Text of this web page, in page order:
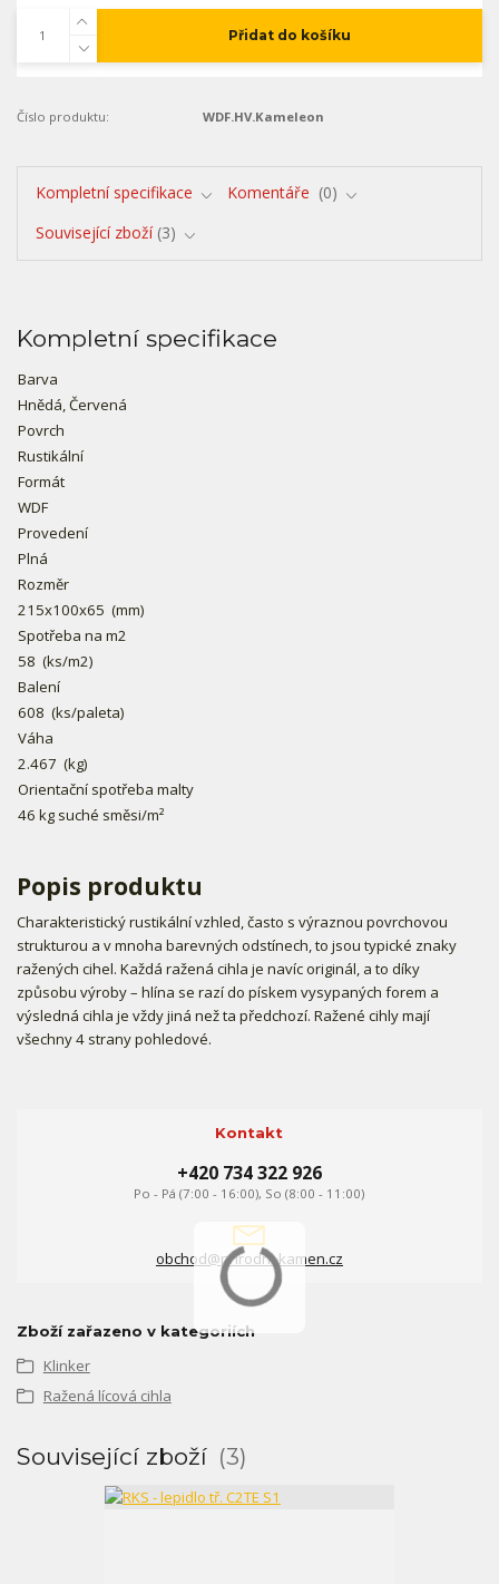
Přidat do košíku
Číslo produktu: WDF.HV.Kameleon
Kompletní specifikace Komentáře
0
Související zboží 3
Kompletní specifikace
Barva
Hnědá, Červená
Povrch
Rustikální
Formát
WDF
Provedení
Plná
Rozměr
215x100x65 (mm)
Spotřeba na m2
58 (ks/m2)
Balení
608 (ks/paleta)
Váha
2.467 (kg)
Orientační spotřeba malty
46 kg suché směsi/m²
Popis produktu
Charakteristický rustikální vzhled, často s výraznou povrchovou
strukturou a v mnoha barevných odstínech, to jsou typické znaky
ražených cihel. Každá ražená cihla je navíc originál, a to díky
způsobu výroby – hlína se razí do pískem vysypaných forem a
výsledná cihla je vždy jiná než ta předchozí. Ražené cihly mají
všechny 4 strany pohledové.
Kontakt
+420 734 322 926
Po - Pá (7:00 - 16:00), So (8:00 - 11:00)
obchod@prirodni-kamen.cz
Zboží zařazeno v kategoriích
Klinker
Ražená lícová cihla
Související zboží 3